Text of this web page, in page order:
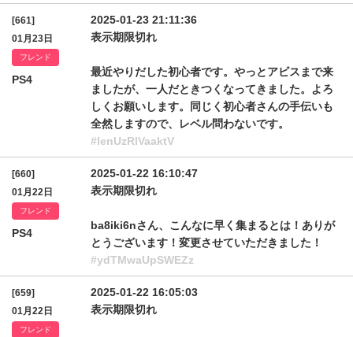
[661]
01月23日
フレンド
PS4
2025-01-23 21:11:36
表示期限切れ
最近やりだした初心者です。やっとアビスまで来
ましたが、一人だときつくなってきました。よろ
しくお願いします。同じく初心者さんの手伝いも
全然しますので、レベル問わないです。
#lenUzRlVaaktV
[660]
01月22日
フレンド
PS4
2025-01-22 16:10:47
表示期限切れ
ba8iki6nさん、こんなに早く集まるとは！ありが
とうございます！変更させていただきました！
#ydTMwaUpSWEZz
[659]
01月22日
フレンド
2025-01-22 16:05:03
表示期限切れ